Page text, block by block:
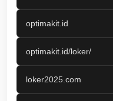
optimakit.id
optimakit.id/loker/
loker2025.com